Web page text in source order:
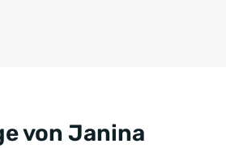
von Janina